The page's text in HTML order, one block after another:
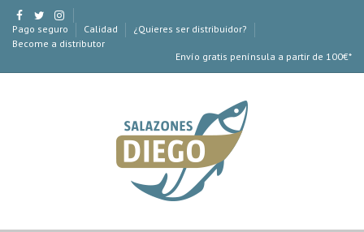
Pago seguro Calidad
¿Quieres ser distribuidor?
Become a distributor
Envío gratis península a partir de 100€*